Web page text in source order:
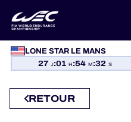
LONE STAR LE MANS
27 J:01 H:54 M:31 S
À PROPOS DU FIA WEC
RETOUR